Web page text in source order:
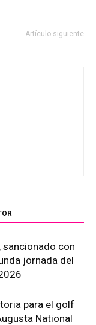
Artículo siguiente
sancionado con
jornada del
para el golf
National